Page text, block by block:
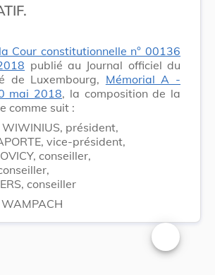
Cour constitutionnelle n° 00136
publié au Journal officiel du
de Luxembourg, Mémorial A -
mai 2018, la composition de la
comme suit :
WIWINIUS, président,
vice-président,
conseiller,
conseiller
Changer la